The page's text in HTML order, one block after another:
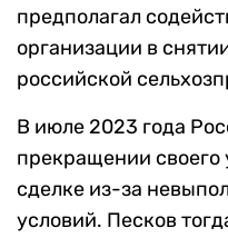
предполагал
организации в
российской
В июле 2023 года
прекращении своего
сделке из-за
условий. Песков